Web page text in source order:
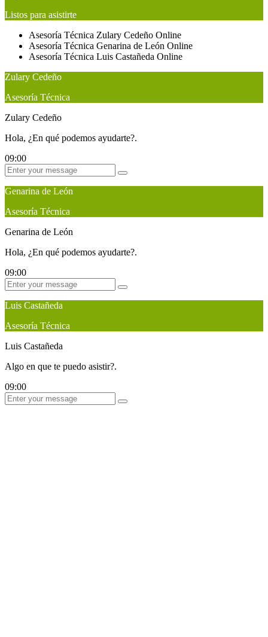
Listos para asistirte
Asesoría Técnica Zulary Cedeño Online
Asesoría Técnica Genarina de León Online
Asesoría Técnica Luis Castañeda Online
Zulary Cedeño
Asesoría Técnica
Zulary Cedeño
Hola, ¿En qué podemos ayudarte?.
09:00
Genarina de León
Asesoría Técnica
Genarina de León
Hola, ¿En qué podemos ayudarte?.
09:00
Luis Castañeda
Asesoría Técnica
Luis Castañeda
Algo en que te puedo asistir?.
09:00